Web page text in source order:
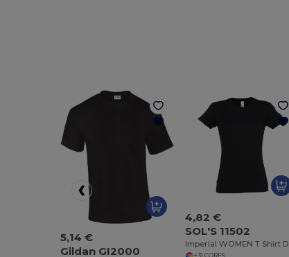
5,14 €
Gildan GI2000
4,82 €
SOL'S 11502